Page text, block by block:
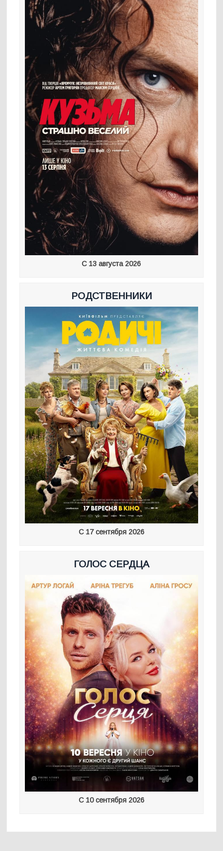
С 13 августа 2026
РОДСТВЕННИКИ
С 17 сентября 2026
ГОЛОС СЕРДЦА
С 10 сентября 2026